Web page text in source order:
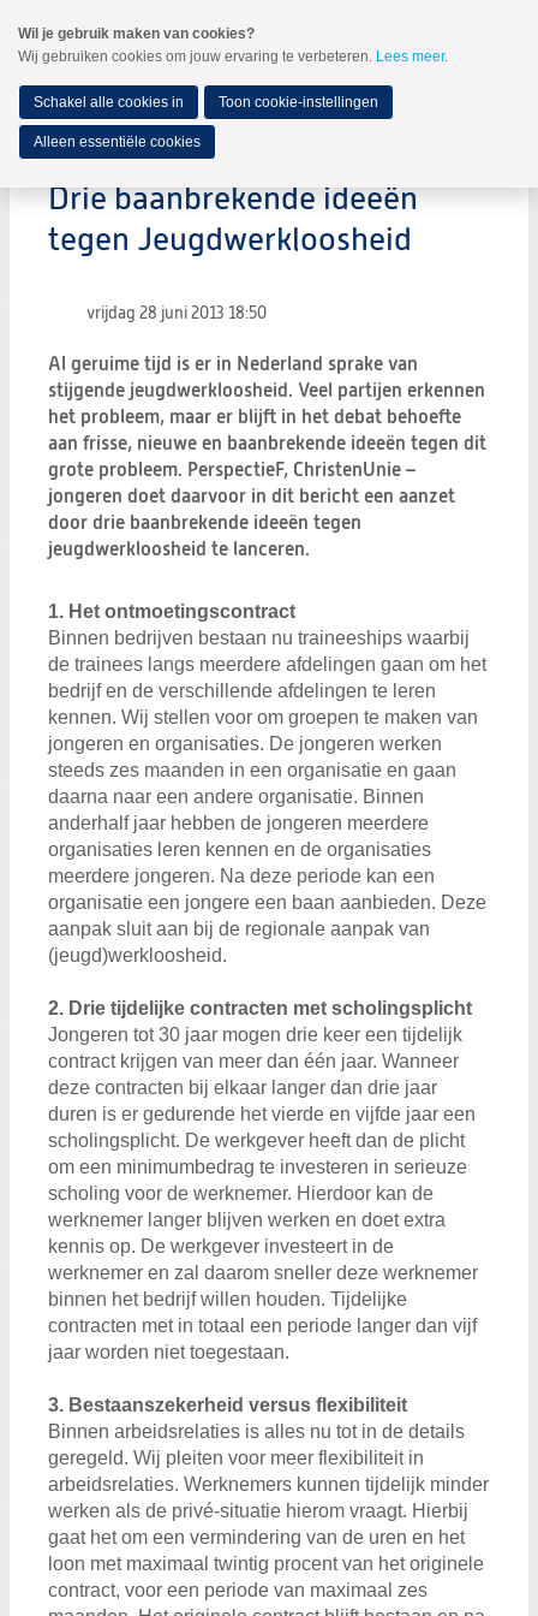
naar
Spring
de
inhoud
Spring
naar
hoofdmenu
MENU
Zoeken:
Drie baanbrekende ideeën
tegen Jeugdwerkloosheid
vrijdag 28 juni 2013 18:50
Al geruime tijd is er in Nederland sprake van
stijgende jeugdwerkloosheid. Veel partijen erkennen
het probleem, maar er blijft in het debat behoefte
aan frisse, nieuwe en baanbrekende ideeën tegen dit
grote probleem. PerspectieF, ChristenUnie –
jongeren doet daarvoor in dit bericht een aanzet
door drie baanbrekende ideeën tegen
jeugdwerkloosheid te lanceren.
1. Het ontmoetingscontract
Binnen bedrijven bestaan nu traineeships waarbij
de trainees langs meerdere afdelingen gaan om het
bedrijf en de verschillende afdelingen te leren
kennen. Wij stellen voor om groepen te maken van
jongeren en organisaties. De jongeren werken
steeds zes maanden in een organisatie en gaan
daarna naar een andere organisatie. Binnen
anderhalf jaar hebben de jongeren meerdere
organisaties leren kennen en de organisaties
meerdere jongeren. Na deze periode kan een
organisatie een jongere een baan aanbieden. Deze
aanpak sluit aan bij de regionale aanpak van
(jeugd)werkloosheid.
2. Drie tijdelijke contracten met scholingsplicht
Jongeren tot 30 jaar mogen drie keer een tijdelijk
contract krijgen van meer dan één jaar. Wanneer
deze contracten bij elkaar langer dan drie jaar
duren is er gedurende het vierde en vijfde jaar een
scholingsplicht. De werkgever heeft dan de plicht
om een minimumbedrag te investeren in serieuze
scholing voor de werknemer. Hierdoor kan de
werknemer langer blijven werken en doet extra
kennis op. De werkgever investeert in de
werknemer en zal daarom sneller deze werknemer
binnen het bedrijf willen houden. Tijdelijke
contracten met in totaal een periode langer dan vijf
jaar worden niet toegestaan.
3. Bestaanszekerheid versus flexibiliteit
Binnen arbeidsrelaties is alles nu tot in de details
geregeld. Wij pleiten voor meer flexibiliteit in
arbeidsrelaties. Werknemers kunnen tijdelijk minder
werken als de privé-situatie hierom vraagt. Hierbij
gaat het om een vermindering van de uren en het
loon met maximaal twintig procent van het originele
contract, voor een periode van maximaal zes
Wil je gebruik maken van cookies?
Wij gebruiken cookies om jouw ervaring te verbeteren. Lees meer.
Schakel alle cookies in Toon cookie-instellingen
Alleen essentiële cookies